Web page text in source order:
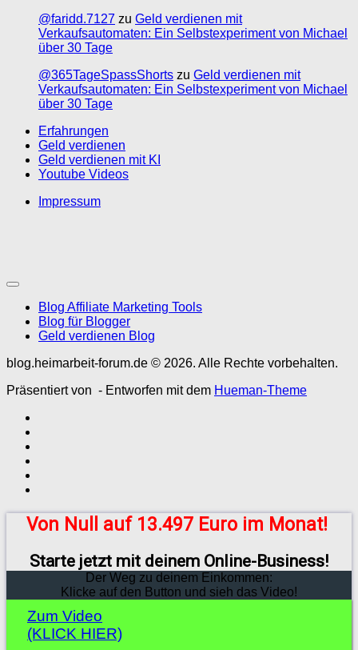
@faridd.7127 zu Geld verdienen mit
Verkaufsautomaten: Ein Selbstexperiment von Michael
über 30 Tage
@365TageSpassShorts zu Geld verdienen mit
Verkaufsautomaten: Ein Selbstexperiment von Michael
über 30 Tage
Erfahrungen
Geld verdienen
Geld verdienen mit KI
Youtube Videos
Impressum
Blog Affiliate Marketing Tools
Blog für Blogger
Geld verdienen Blog
blog.heimarbeit-forum.de © 2026. Alle Rechte vorbehalten.
Präsentiert von - Entworfen mit dem Hueman-Theme
Von Null auf 13.497 Euro im Monat!
Starte jetzt mit deinem Online-Business!
Der Weg zu deinem Einkommen:
Klicke auf den Button und sieh das Video!
Zum Video
(KLICK HIER)